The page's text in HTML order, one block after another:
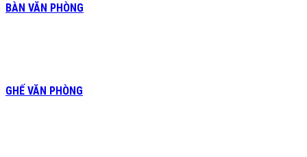
BÀN VĂN PHÒNG
GHẾ VĂN PHÒNG